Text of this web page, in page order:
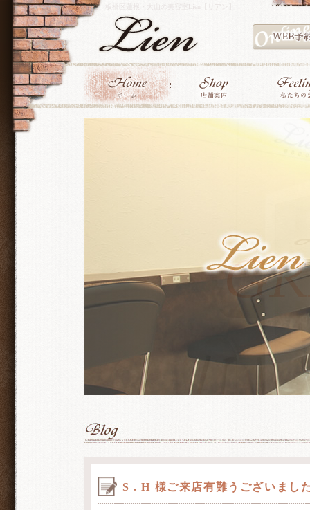
板橋区蓮根・大山の美容室Lien【リアン】
S . H 様ご来店有難うございまし